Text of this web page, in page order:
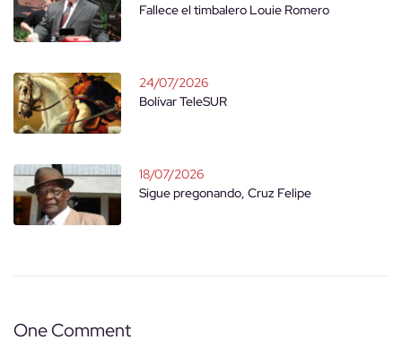
Fallece el timbalero Louie Romero
24/07/2026
Bolívar TeleSUR
18/07/2026
Sigue pregonando, Cruz Felipe
One Comment